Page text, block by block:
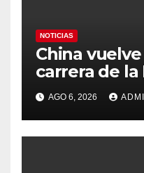
NOTICIAS
China
carrera de la
modelo
durante días
humana
AGO 6, 2026